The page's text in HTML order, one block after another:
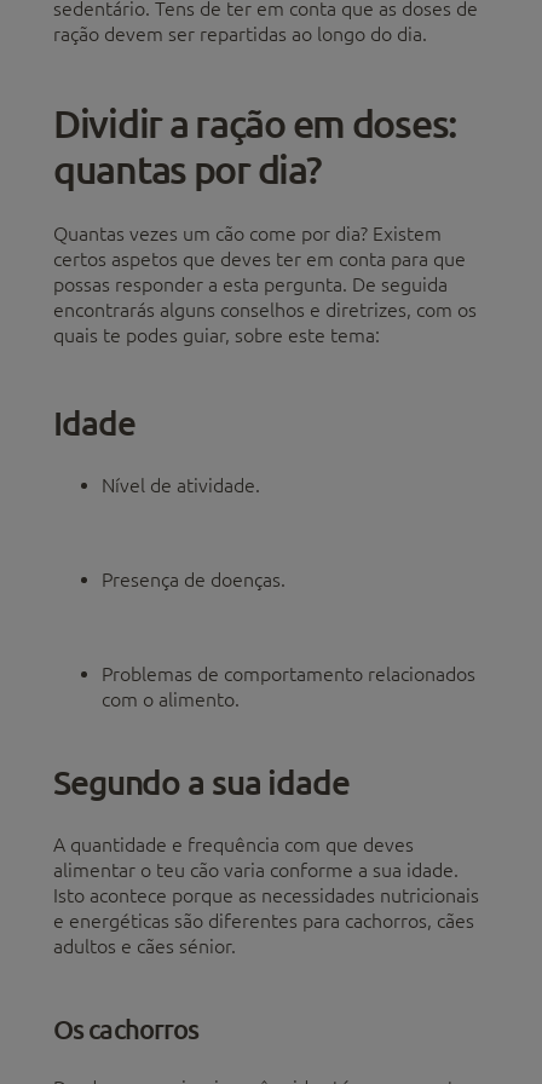
sedentário. Tens de ter em conta que as doses de
ração devem ser repartidas ao longo do dia.
Dividir a ração em doses:
quantas por dia?
Quantas vezes um cão come por dia? Existem
certos aspetos que deves ter em conta para que
possas responder a esta pergunta. De seguida
encontrarás alguns conselhos e diretrizes, com os
quais te podes guiar, sobre este tema:
Idade
Nível de atividade.
Presença de doenças.
Problemas de comportamento relacionados
com o alimento.
Segundo a sua idade
A quantidade e frequência com que deves
alimentar o teu cão varia conforme a sua idade.
Isto acontece porque as necessidades nutricionais
e energéticas são diferentes para cachorros, cães
adultos e cães sénior.
Os cachorros